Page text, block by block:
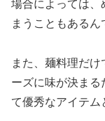
場合によっては、
まうこともあるん
また、麺料理だ
ーズに味が決まる
て優秀なアイテム